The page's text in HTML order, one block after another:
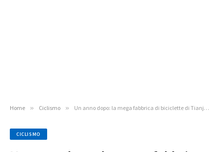
Home » Ciclismo » Un anno dopo: la mega fabbrica di biciclette di Tianjin, pienamente operativa, della Golden Wheel
CICLISMO